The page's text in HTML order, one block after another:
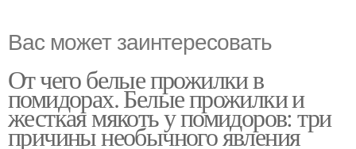
Вас может заинтересовать
От чего белые прожилки в
помидорах. Белые прожилки и
жесткая мякоть у помидоров: три
причины необычного явления